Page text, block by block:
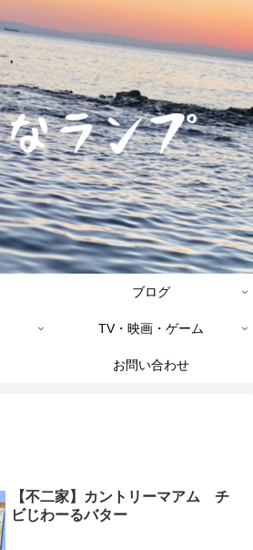
ブログ
TV・映画・ゲーム
お問い合わせ
【不二家】カントリーマアム チ
ビじわーるバター